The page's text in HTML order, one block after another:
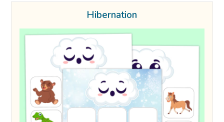
Hibernation